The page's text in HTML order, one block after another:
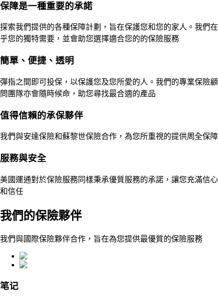
保障是一種重要的承諾
探索我們提供的各種保障計劃，旨在保護您和您的家人。我們在
乎您的獨特需要，並會助您選擇適合您的的保險服務
簡單、便捷、透明
彈指之間即可投保，以保護您及您所愛的人。我們的專業保險顧
問團隊亦會隨時候命，助您尋找最合適的產品
值得信賴的承保夥伴
我們與安達保險和蘇黎世保險合作，為您所重視的提供周全保障
服務與安全
美國運通對於保險服務同樣秉承優質服務的承諾，讓您充滿信心
和信任
我們的保險夥伴
我們與國際保險夥伴合作，旨在為您提供最優質的保險服務
笔记